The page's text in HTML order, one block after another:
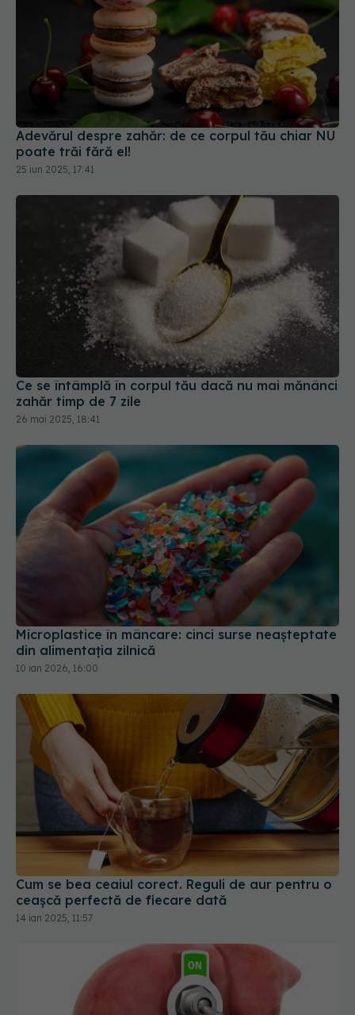
Adevărul despre zahăr: de ce corpul tău chiar NU
poate trăi fără el!
25 iun 2025, 17:41
Ce se întâmplă în corpul tău dacă nu mai mănânci
zahăr timp de 7 zile
26 mai 2025, 18:41
Microplastice în mâncare: cinci surse neașteptate
din alimentația zilnică
10 ian 2026, 16:00
Cum se bea ceaiul corect. Reguli de aur pentru o
ceașcă perfectă de fiecare dată
14 ian 2025, 11:57